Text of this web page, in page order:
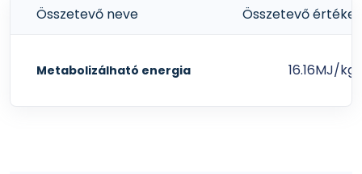
Összetevő neve Összetevő értéke
Metabolizálható energia 16.16MJ/kg